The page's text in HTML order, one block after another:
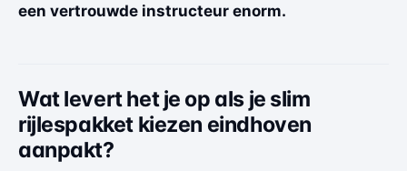
een vertrouwde instructeur enorm.
Wat levert het je op als je slim
rijlespakket kiezen eindhoven
aanpakt?